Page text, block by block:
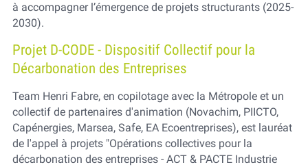
à accompagner l’émergence de projets structurants (2025-
2030).
Projet D-CODE - Dispositif Collectif pour la
Décarbonation des Entreprises
Team Henri Fabre, en copilotage avec la Métropole et un
collectif de partenaires d'animation (Novachim, PIICTO,
Capénergies, Marsea, Safe, EA Ecoentreprises), est lauréat
de l'appel à projets "Opérations collectives pour la
décarbonation des entreprises - ACT & PACTE Industrie